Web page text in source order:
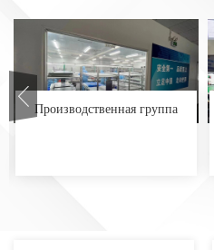
Производственная группа